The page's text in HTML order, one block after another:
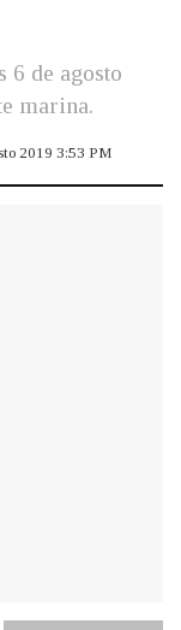
6 de agosto
marina.
2019 3:53 PM